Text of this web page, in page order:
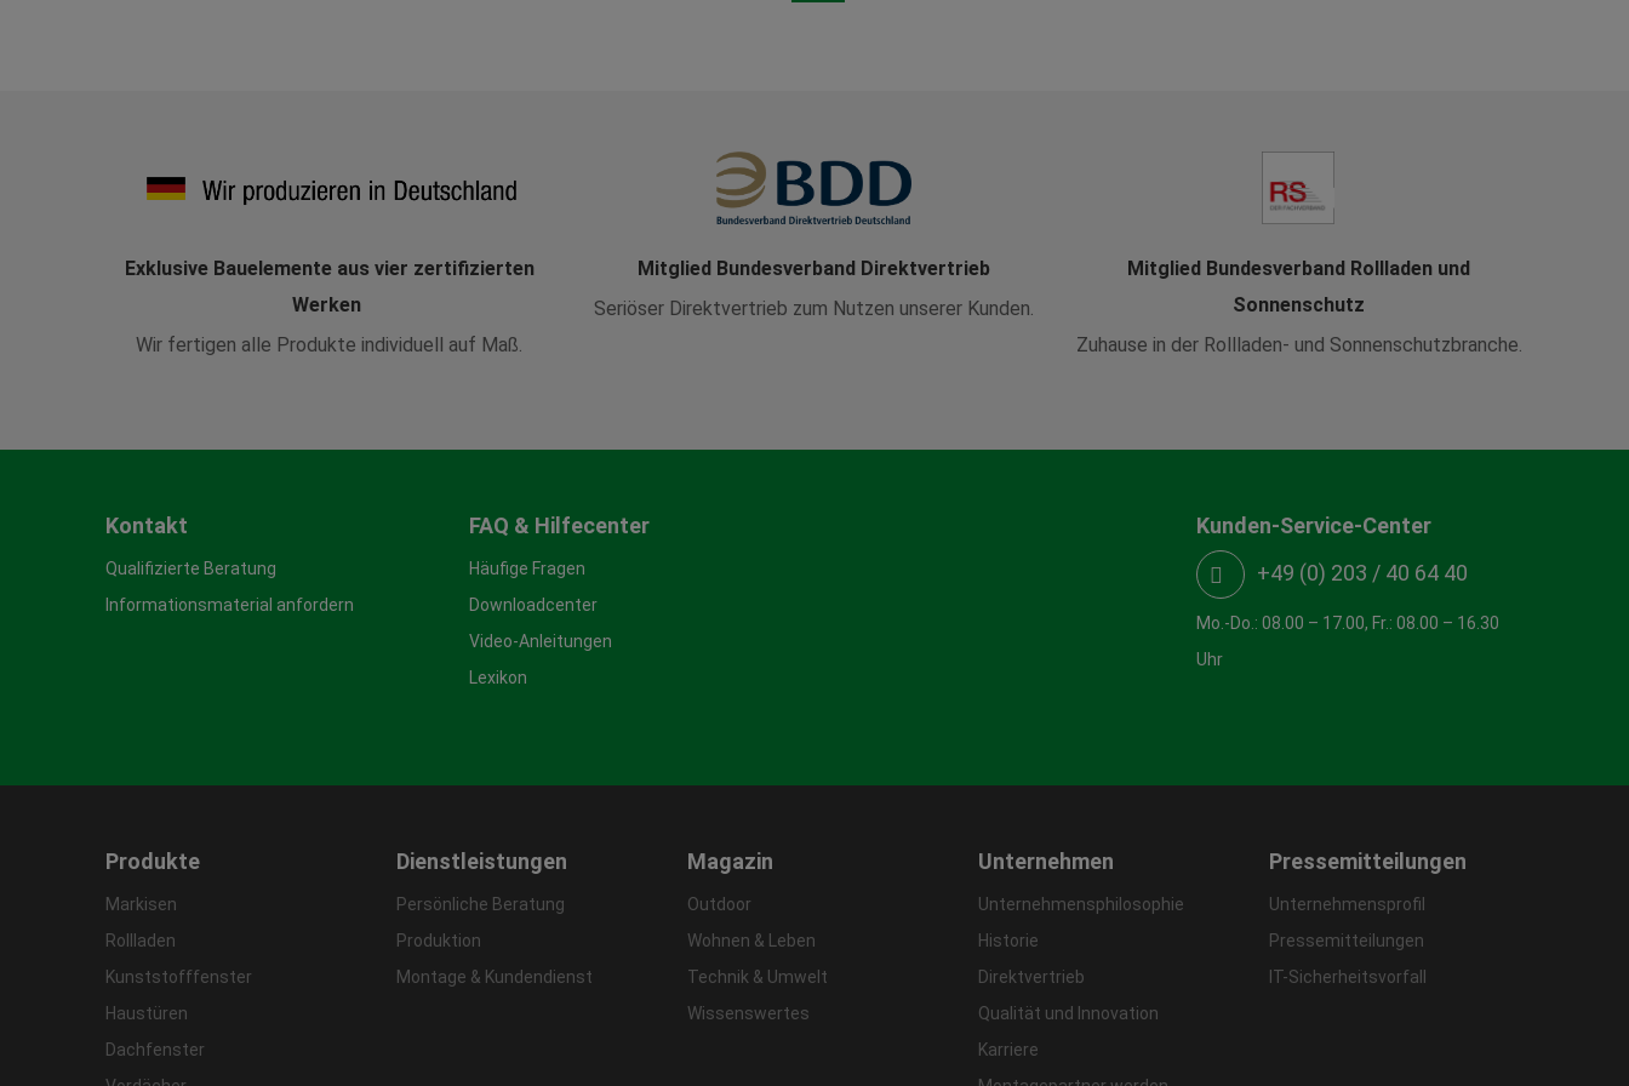
Exklusive Bauelemente aus vier zertifizierten
Werken
Wir fertigen alle Produkte individuell auf Maß.
Mitglied Bundesverband Direktvertrieb
Seriöser Direktvertrieb zum Nutzen unserer Kunden.
Mitglied Bundesverband Rollladen und
Sonnenschutz
Zuhause in der Rollladen- und Sonnenschutzbranche.
Kontakt
Qualifizierte Beratung
Informationsmaterial anfordern
FAQ & Hilfecenter
Häufige Fragen
Downloadcenter
Video-Anleitungen
Lexikon
Kunden-Service-Center
+49 (0) 203 / 40 64 40
Mo.-Do.: 08.00 – 17.00, Fr.: 08.00 – 16.30
Uhr
Produkte
Markisen
Rollladen
Kunststofffenster
Haustüren
Dachfenster
Dienstleistungen
Persönliche Beratung
Produktion
Montage & Kundendienst
Magazin
Outdoor
Wohnen & Leben
Technik & Umwelt
Wissenswertes
Unternehmen
Unternehmensphilosophie
Historie
Direktvertrieb
Qualität und Innovation
Karriere
Pressemitteilungen
Unternehmensprofil
Pressemitteilungen
IT-Sicherheitsvorfall